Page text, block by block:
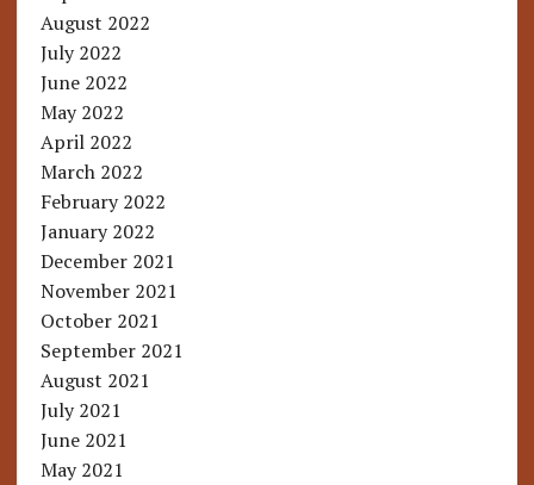
August 2022
July 2022
June 2022
May 2022
April 2022
March 2022
February 2022
January 2022
December 2021
November 2021
October 2021
September 2021
August 2021
July 2021
June 2021
May 2021